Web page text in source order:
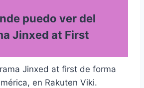
puedo ver del
Jinxed at First
Jinxed at first de forma
en Rakuten Viki.